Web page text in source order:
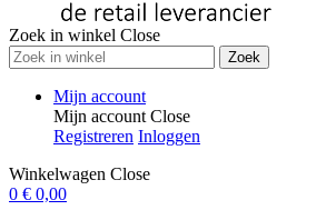
Zoek in winkel Close
Zoek
Mijn account
Mijn account Close
Registreren Inloggen
Winkelwagen Close
0 € 0,00